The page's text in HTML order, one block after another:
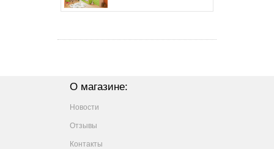
О магазине:
Новости
Отзывы
Контакты